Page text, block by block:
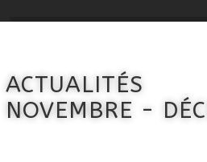
ACTUALITÉS
NOVEMBRE -